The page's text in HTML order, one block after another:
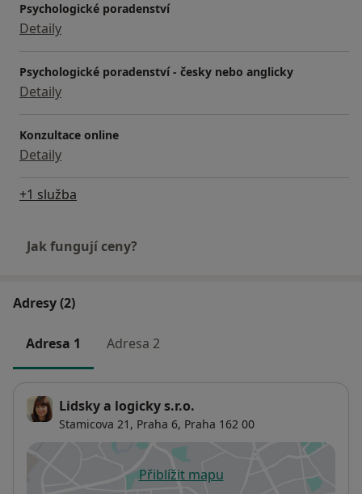
Psychologické poradenství
Detaily
Psychologické poradenství - česky nebo anglicky
Detaily
Konzultace online
Detaily
+1 služba
Jak fungují ceny?
Adresy (2)
Adresa 1 Adresa 2
Lidsky a logicky s.r.o.
Stamicova 21, Praha 6, Praha 162 00
Přiblížit mapuse otevře v nové záložce